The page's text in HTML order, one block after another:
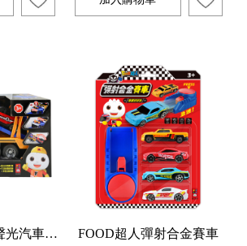
FOOD超人擬真聲光汽車運輸車 FOOD超人彈射合金賽車